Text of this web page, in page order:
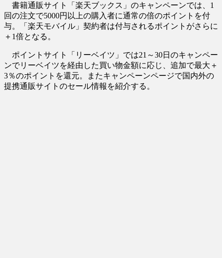
書籍通販サイト「楽天ブックス」のキャンペーンでは、1
回の注文で5000円以上の購入者に通常の倍のポイントを付
与。「楽天モバイル」契約者は付与されるポイントがさらに
＋1倍となる。
ポイントサイト「リーベイツ」では21～30日のキャンペー
ンでリーベイツを経由した買い物金額に応じ、追加で最大＋
3％のポイントを還元。またキャンペーンページで国内外の
提携通販サイトのセール情報を紹介する。